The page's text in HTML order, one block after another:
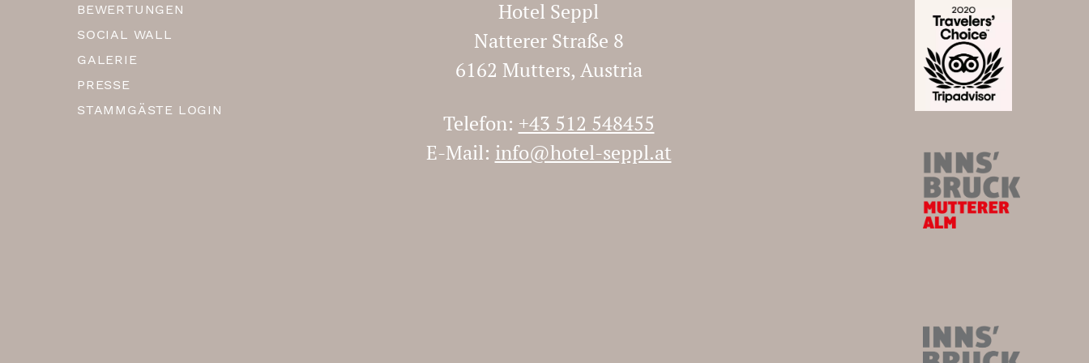
BEWERTUNGEN
SOCIAL WALL
GALERIE
PRESSE
STAMMGÄSTE LOGIN
Hotel Seppl
Natterer Straße 8
6162 Mutters, Austria
Telefon: +43 512 548455
E-Mail: info@hotel-seppl.at